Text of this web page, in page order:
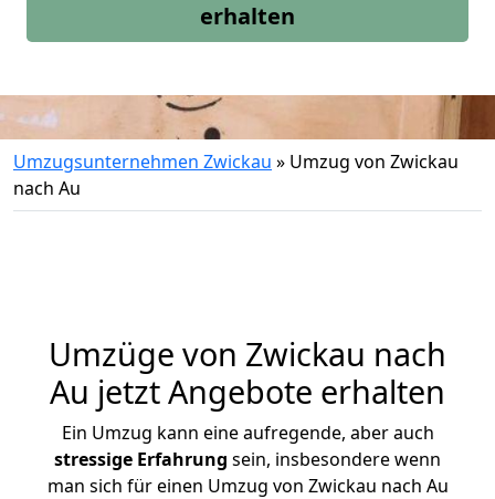
erhalten
Umzugsunternehmen Zwickau » Umzug von Zwickau
nach Au
Umzüge von Zwickau nach
Au jetzt Angebote erhalten
Ein Umzug kann eine aufregende, aber auch
stressige Erfahrung sein, insbesondere wenn
man sich für einen Umzug von Zwickau nach Au